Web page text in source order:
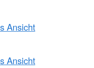
Ansicht
Ansicht